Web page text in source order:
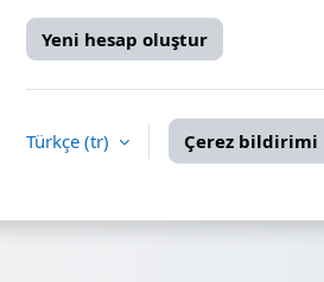
Yeni hesap oluştur
Türkçe ‎(tr)‎ Çerez bildirimi